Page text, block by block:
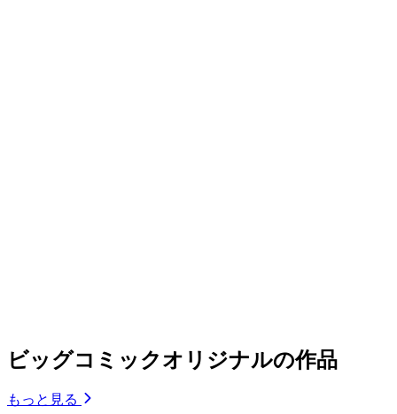
ビッグコミックオリジナルの作品
もっと見る